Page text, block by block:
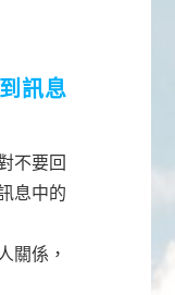
訊息
不要回
息中的
關係，